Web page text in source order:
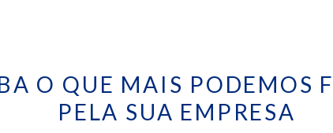
O QUE MAIS PODEMOS
PELA SUA EMPRESA